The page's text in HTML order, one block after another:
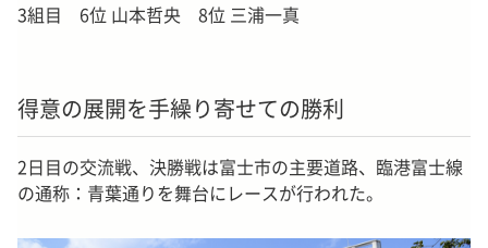
3組目 6位 山本哲央 8位 三浦一真
得意の展開を手繰り寄せての勝利
2日目の交流戦、決勝戦は富士市の主要道路、臨港富士線
の通称：青葉通りを舞台にレースが行われた。